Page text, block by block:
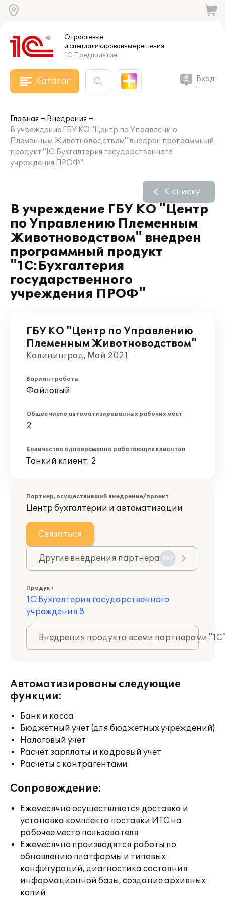
Отраслевые
и специализированныерешения
1С:Предприятие
Каталог Вход
Главная
Внедрения
В учреждение ГБУ КО "Центр по Управлению
Племенным Животноводством" внедрен программный
продукт "1С:Бухгалтерия государственного
учреждения ПРОФ"
В учреждение ГБУ КО "Центр
по Управлению Племенным
Животноводством" внедрен
программный продукт
"1С:Бухгалтерия
государственного
учреждения ПРОФ"
К списку
ГБУ КО "Центр по Управлению
Племенным Животноводством"
Калининград, Май 2021
Вариант работы
Файловый
Общее число автоматизированных рабочих мест
2
Количество одновременно работающих клиентов
Тонкий клиент: 2
Партнер, осуществивший внедрение/проект
Центр бухгалтерии и автоматизации
Связаться
Другие внедрения партнера 387
Продукт
1С:Бухгалтерия государственного
учреждения 8
Внедрения продукта всеми партнерами
Автоматизированы следующие
функции:
Банк и касса
Бюджетный учет (для бюджетных учреждений)
Налоговый учет
Расчет зарплаты и кадровый учет
Расчеты с контрагентами
Сопровождение:
Ежемесячно осуществляется доставка и
установка комплекта поставки ИТС на
рабочее место пользователя
Ежемесячно производятся работы по
обновлению платформы и типовых
конфигураций, диагностика состояния
информационной базы, создание архивных
копий